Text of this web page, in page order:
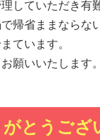
していただき有
帰省ままならな
ています。
願いいたします。
とうござ